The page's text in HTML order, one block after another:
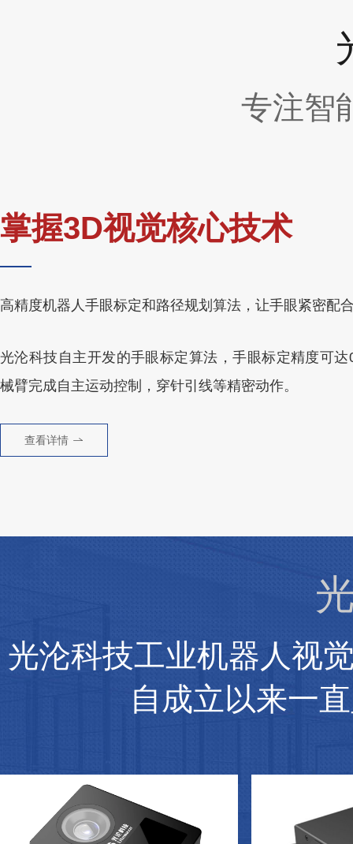
专注智
掌握3D视觉核心技术
高精度机器人手眼标定和路径规划算法，让手眼紧密配
光沦科技自主开发的手眼标定算法，手眼标定精度可
械臂完成自主运动控制，穿针引线等精密动作。
查看详情
光沦科技工业机器人视
自成立以来一